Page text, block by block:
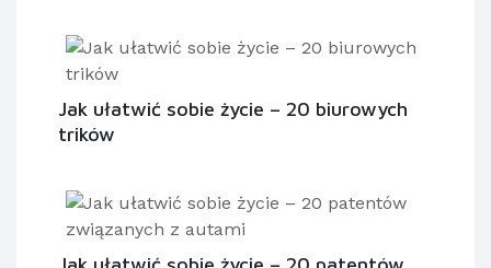
Jak ułatwić sobie życie – 20 biurowych
trików